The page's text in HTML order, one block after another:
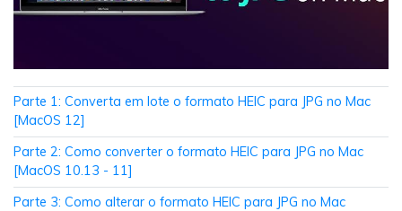
WhatsApp e arquivos entre dispositivos.
O WeLastseen mantém seu WhatsApp conectado
e informado.
Parte 1: Converta em lote o formato HEIC para JPG no Mac
[MacOS 12]
Parte 2: Como converter o formato HEIC para JPG no Mac
[MacOS 10.13 - 11]
Parte 3: Como alterar o formato HEIC para JPG no Mac